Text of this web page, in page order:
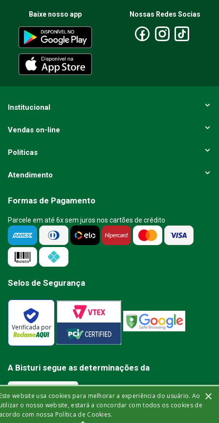
Escreva uma avaliação
ENVIAR AVALIAÇÃO
Baixe nosso app Nossas Redes Socias
Institucional
Vendas on-line
Políticas
Atendimento
Formas de Pagamento
Parcele em até 6x sem juros nos cartões de crédito
Selos de Segurança
Verificada por
A Bisturi segue as determinações da
Bisturi Distribuidora de Material Hospitalar Ltda | Rua Miguel de Frias, 150 -
×
website usa cookies para melhorar a experiência do usuário. Ao
o nosso website, estará a concordar com todos os cookies de
com nossa Política de Cookies.